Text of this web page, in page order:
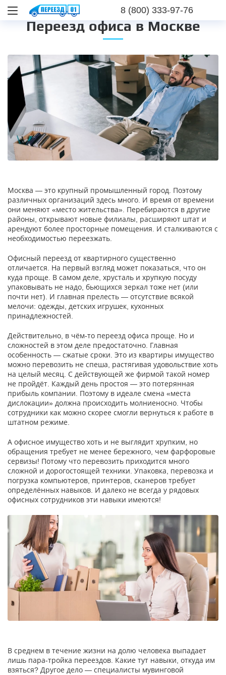
8 (800) 333-97-76
Переезд офиса в Москве
Москва — это крупный промышленный город. Поэтому
различных организаций здесь много. И время от времени
они меняют «место жительства». Перебираются в другие
районы, открывают новые филиалы, расширяют штат и
арендуют более просторные помещения. И сталкиваются с
необходимостью переезжать.
Офисный переезд от квартирного существенно
отличается. На первый взгляд может показаться, что он
куда проще. В самом деле, хрусталь и хрупкую посуду
упаковывать не надо, бьющихся зеркал тоже нет (или
почти нет). И главная прелесть — отсутствие всякой
мелочи: одежды, детских игрушек, кухонных
принадлежностей.
Действительно, в чём-то переезд офиса проще. Но и
сложностей в этом деле предостаточно. Главная
особенность — сжатые сроки. Это из квартиры имущество
можно перевозить не спеша, растягивая удовольствие хоть
на целый месяц. С действующей же фирмой такой номер
не пройдёт. Каждый день простоя — это потерянная
прибыль компании. Поэтому в идеале смена «места
дислокации» должна происходить молниеносно. Чтобы
сотрудники как можно скорее смогли вернуться к работе в
штатном режиме.
А офисное имущество хоть и не выглядит хрупким, но
обращения требует не менее бережного, чем фарфоровые
сервизы! Потому что перевозить приходится много
сложной и дорогостоящей техники. Упаковка, перевозка и
погрузка компьютеров, принтеров, сканеров требует
определённых навыков. И далеко не всегда у рядовых
офисных сотрудников эти навыки имеются!
В среднем в течение жизни на долю человека выпадает
лишь пара-тройка переездов. Какие тут навыки, откуда им
взяться? Другое дело — специалисты мувинговой